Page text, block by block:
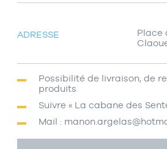
ADRESSE
Place
Possibilité de livraison, de
produits
Suivre « La cabane des
Mail :